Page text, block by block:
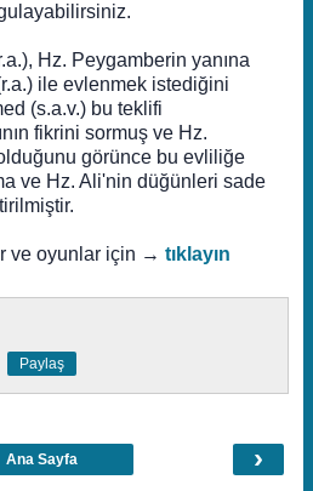
Hz. Peygamberin yanına
ile evlenmek istediğini
(s.a.v.) bu teklifi
fikrini sormuş ve Hz.
olduğunu görünce bu evliliğe
ve Hz. Ali'nin düğünleri sade
ve oyunlar için → tıklayın
Paylaş
›
Ana Sayfa